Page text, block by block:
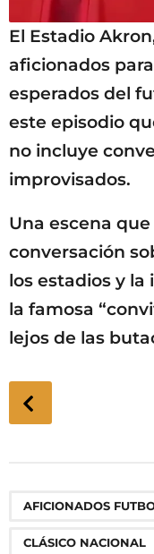
El Estadio
aficionados
esperados del
este episodio
no incluye
improvisados.
Una escena
conversación
los estadios y
la famosa
lejos de las
P
o
g
AFICIONADOS
CLÁSICO NACIONAL